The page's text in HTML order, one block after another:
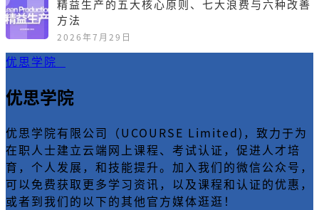
精益生产的五大核心原则、七大浪费与六种改善
方法
2026年7月29日
优思学院
优思学院
优思学院有限公司（UCOURSE Limited)，致力于为
在职人士建立云端网上课程、考试认证，促进人才培
育，个人发展，和技能提升。加入我们的微信公众号，
可以免费获取更多学习资讯，以及课程和认证的优惠，
或者到我们的以下的其他官方媒体逛逛！